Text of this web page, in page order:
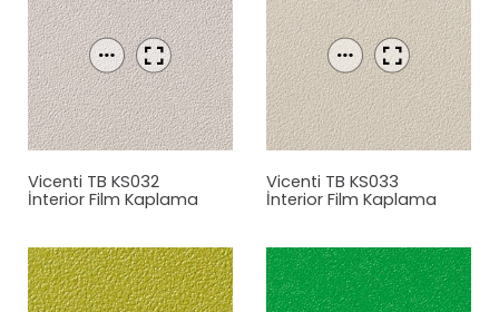
Vicenti TB KS032
İnterior Film Kaplama
Vicenti TB KS033
İnterior Film Kaplama